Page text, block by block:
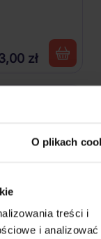
O plikach
treści i
i analizować
zł
zł